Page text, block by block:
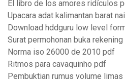
El libro de los amores ridículos
Upacara adat kalimantan barat
Download hddguru low level
Surat permohonan buka
Norma iso 26000 de 2010 pdf
Ritmos para cavaquinho pdf
Pembuktian rumus volume limas